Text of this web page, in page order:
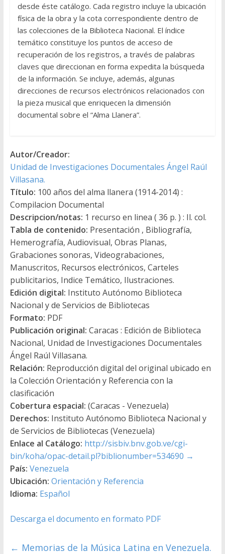
desde éste catálogo. Cada registro incluye la ubicación
física de la obra y la cota correspondiente dentro de
las colecciones de la Biblioteca Nacional. El índice
temático constituye los puntos de acceso de
recuperación de los registros, a través de palabras
claves que direccionan en forma expedita la búsqueda
de la información. Se incluye, además, algunas
direcciones de recursos electrónicos relacionados con
la pieza musical que enriquecen la dimensión
documental sobre el “Alma Llanera”.
Autor/Creador:
Unidad de Investigaciones Documentales Ángel Raúl
Villasana.
Título: 100 años del alma llanera (1914-2014) :
Compilacion Documental
Descripcion/notas: 1 recurso en linea ( 36 p. ) : Il. col.
Tabla de contenido: Presentación , Bibliografía,
Hemerografía, Audiovisual, Obras Planas,
Grabaciones sonoras, Videograbaciones,
Manuscritos, Recursos electrónicos, Carteles
publicitarios, Indice Temático, Ilustraciones.
Edición digital: Instituto Autónomo Biblioteca
Nacional y de Servicios de Bibliotecas
Formato: PDF
Publicación original: Caracas : Edición de Biblioteca
Nacional, Unidad de Investigaciones Documentales
Ángel Raúl Villasana.
Relación: Reproducción digital del original ubicado en
la Colección Orientación y Referencia con la
clasificación
Cobertura espacial: (Caracas - Venezuela)
Derechos: Instituto Autónomo Biblioteca Nacional y
de Servicios de Bibliotecas (Venezuela)
Enlace al Catálogo: http://sisbiv.bnv.gob.ve/cgi-
bin/koha/opac-detail.pl?biblionumber=534690 →
País: Venezuela
Ubicación: Orientación y Referencia
Idioma: Español
Descarga el documento en formato PDF
← Memorias de la Música Latina en Venezuela.